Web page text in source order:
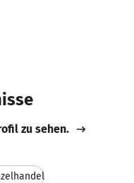
zu sehen.